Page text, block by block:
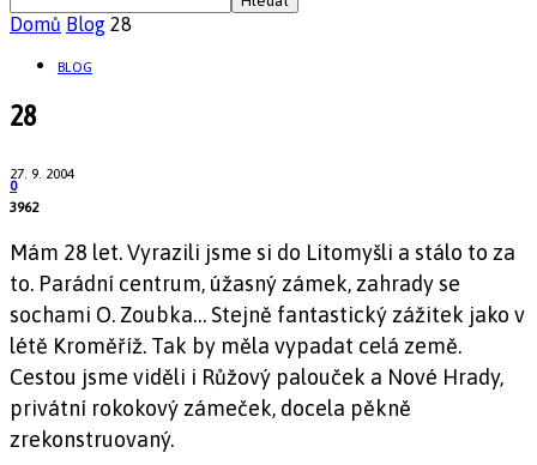
Domů Blog 28
BLOG
28
27. 9. 2004
0
3962
Mám 28 let. Vyrazili jsme si do Litomyšli a stálo to za
to. Parádní centrum, úžasný zámek, zahrady se
sochami O. Zoubka… Stejně fantastický zážitek jako v
létě Kroměříž. Tak by měla vypadat celá země.
Cestou jsme viděli i Růžový palouček a Nové Hrady,
privátní rokokový zámeček, docela pěkně
zrekonstruovaný.